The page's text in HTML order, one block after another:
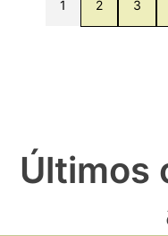
1 2 3
Últimos